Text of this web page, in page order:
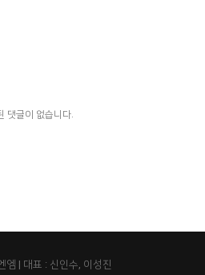
댓글이 없습니다.
엠 | 대표 : 신인수, 이성진